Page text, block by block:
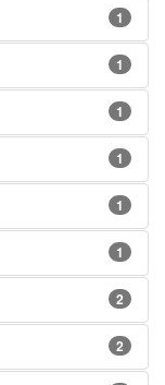
1
1
1
1
1
1
2
2